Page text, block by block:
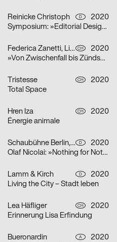
Reinicke Christoph D
2020
Symposium: »Editorial Design Now«
Federica Zanetti, Linggi Annina CH
2020
»Von Zwischenfall bis Zündschnur« – Sammlungsausstellung der Hochschule Luzern – Design & Kunst
Tristesse CH
2020
Total Space
Hren Iza CH
2020
Énergie animale
Schaubühne Berlin, Olaf Nicolai D
2020
Olaf Nicolai: »Nothing for Nothing/Try again«
Lamm & Kirch D
2020
Living the City – Stadt leben
Lea Häfliger CH
2020
Erinnerung Lisa Erfindung
Bueronardin A
2020